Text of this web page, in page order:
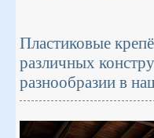
Пластиковые
различных
разнообразии в